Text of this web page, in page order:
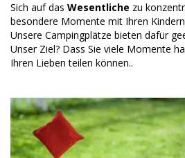
Sich auf das Wesentliche zu
besondere Momente mit Ihren
Unsere Campingplätze bieten dafür
Unser Ziel? Dass Sie viele Momente
Ihren Lieben teilen können..